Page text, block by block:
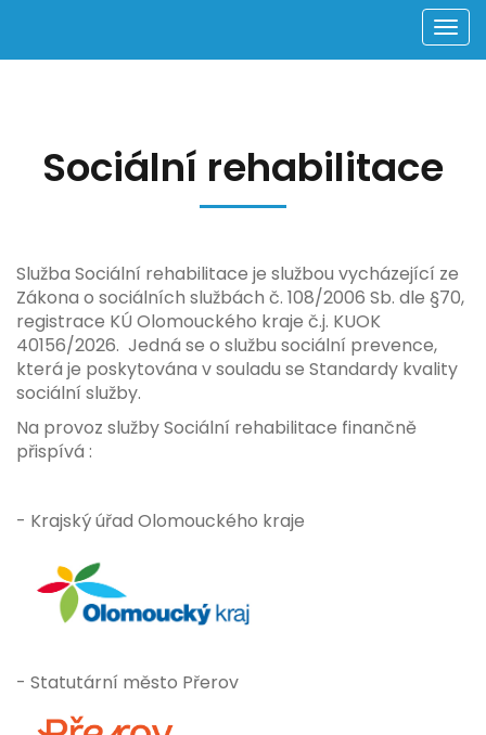
Sociální rehabilitace
Služba Sociální rehabilitace je službou vycházející ze
Zákona o sociálních službách č. 108/2006 Sb. dle §70,
registrace KÚ Olomouckého kraje č.j. KUOK
40156/2026. Jedná se o službu sociální prevence,
která je poskytována v souladu se Standardy kvality
sociální služby.
Na provoz služby Sociální rehabilitace finančně
přispívá :
- Krajský úřad Olomouckého kraje
- Statutární město Přerov